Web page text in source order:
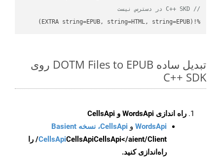
// C++ SKD در دسترس نیست
%!(EXTRA string=EPUB, string=HTML, string=EPUB)
تبدیل ساده DOTM Files to EPUB روی
C++ SDK
راه اندازی WordsApi و CellsApi
WordsApi و CellsApi، نسخه Basient
CellsApiCellsApi
CellsApi</aient/Client/ را
راه‌اندازی کنید.